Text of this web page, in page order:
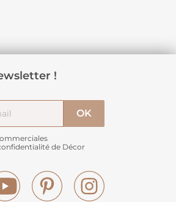
!
de Décor
YouTube Pinterest